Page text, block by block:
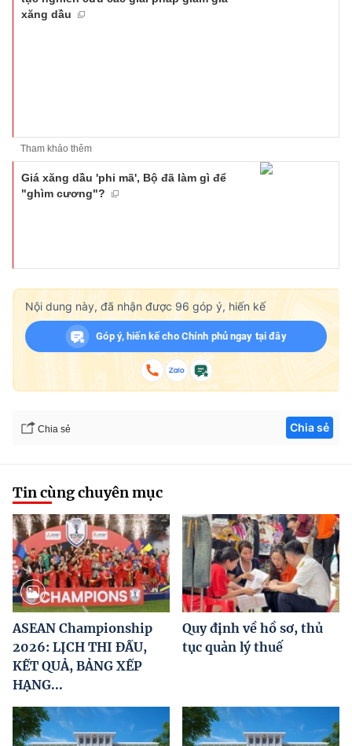
xăng dầu
Tham khảo thêm
Giá xăng dầu 'phi mã', Bộ đã làm gì để
"ghìm cương"?
Nội dung này, đã nhận được 96 góp ý, hiến kế
Góp ý, hiến kế cho Chính phủ ngay tại đây
Chia sẻ Chia sẻ
Tin cùng chuyên mục
ASEAN Championship
2026: LỊCH THI ĐẤU,
KẾT QUẢ, BẢNG XẾP
HẠNG...
Quy định về hồ sơ, thủ
tục quản lý thuế